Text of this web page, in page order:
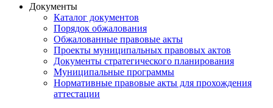
Документы
Каталог документов
Порядок обжалования
Обжалованные правовые акты
Проекты муниципальных правовых актов
Документы стратегического планирования
Муниципальные программы
Нормативные правовые акты для прохождения
аттестации